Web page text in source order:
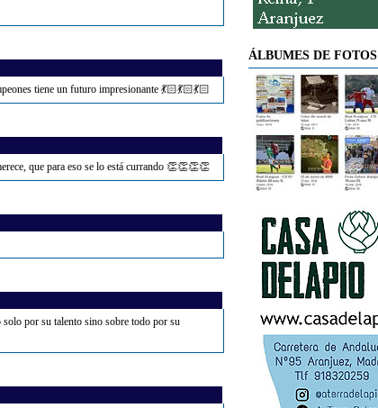
tiene un futuro impresionante 💃🏻💃🏻💃🏻
que para eso se lo está currando 👏👏👏👏
por su talento sino sobre todo por su
ÁLBUMES DE FOTOS